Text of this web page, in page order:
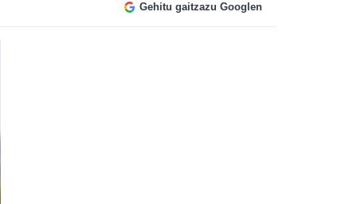
Gehitu gaitzazu Googlen